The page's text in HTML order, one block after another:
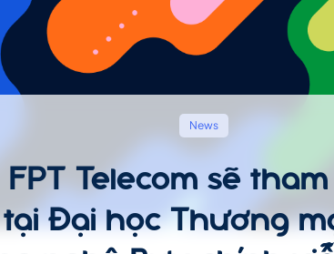
News
FPT Telecom sẽ
Đại học Thương